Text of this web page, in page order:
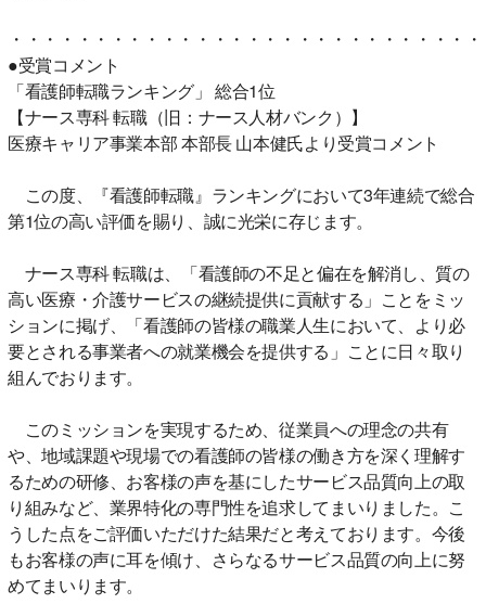
・・・・・・・・・・・・・・・・・・・・・・・・・・・
●受賞コメント
「看護師転職ランキング」 総合1位
【ナース専科 転職（旧：ナース人材バンク）】
医療キャリア事業本部 本部長 山本健氏より受賞コメント
この度、『看護師転職』ランキングにおいて3年連続で総合
第1位の高い評価を賜り、誠に光栄に存じます。
ナース専科 転職は、「看護師の不足と偏在を解消し、質の
高い医療・介護サービスの継続提供に貢献する」ことをミッ
ションに掲げ、「看護師の皆様の職業人生において、より必
要とされる事業者への就業機会を提供する」ことに日々取り
組んでおります。
このミッションを実現するため、従業員への理念の共有
や、地域課題や現場での看護師の皆様の働き方を深く理解す
るための研修、お客様の声を基にしたサービス品質向上の取
り組みなど、業界特化の専門性を追求してまいりました。こ
うした点をご評価いただけた結果だと考えております。今後
もお客様の声に耳を傾け、さらなるサービス品質の向上に努
めてまいります。